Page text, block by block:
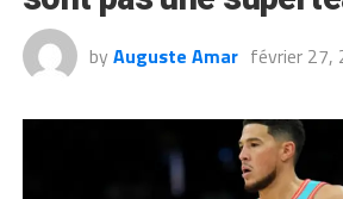
by Auguste Amar février 27,